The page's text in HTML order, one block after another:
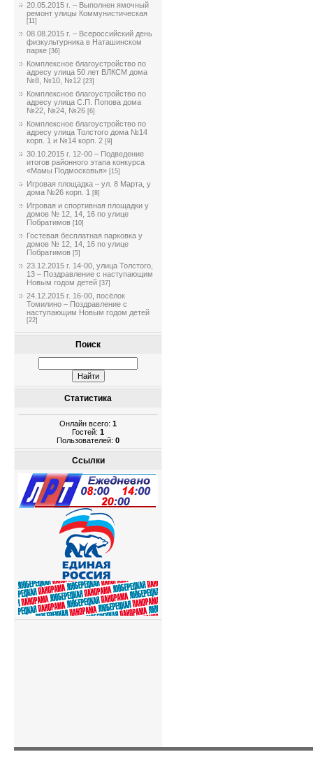
20.05.2015 г. – Выполнен ямочный
ремонт улицы Коммунистическая
[11]
08.08.2015 г. – Всероссийский день
физкультурника в Наташинском
парке [36]
Комплексное благоустройство по
адресу улица 50 лет ВЛКСМ дома
№8, №10, №12 [23]
Комплексное благоустройство по
адресу улица С.П. Попова дома
№22, №24, №26 [6]
Комплексное благоустройство по
адресу улица Толстого дома №14
корп. 1 и №14 корп. 2 [9]
30.10.2015 г. 12-00 – Подведение
итогов районного этапа конкурса
«Мамы Подмосковья» [15]
Игровая площадка – ул. 8 Марта, у
дома №26 корп. 1 [8]
Игровая и спортивная площадки у
домов № 12, 14, 16 по улице
Побратимов [10]
Гостевая бесплатная парковка у
домов № 12, 14, 16 по улице
Побратимов [5]
23.12.2015 г. 14-00, улица Толстого,
13 – Поздравление с наступающим
Новым годом детей [37]
24.12.2015 г. 16-00, посёлок
Томилино – Поздравление с
наступающим Новым годом детей
[22]
Поиск
Статистика
Онлайн всего: 1
Гостей: 1
Пользователей: 0
Ссылки